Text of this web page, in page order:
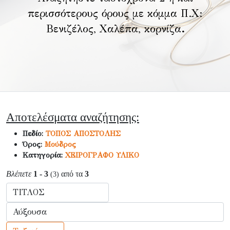
περισσότερους όρους με κόμμα Π.Χ:
Βενιζέλος, Χαλέπα, κορνίζα.
Αποτελέσματα αναζήτησης:
Πεδίο: ΤΟΠΟΣ ΑΠΟΣΤΟΛΗΣ
Όρος: Μούδρος
Κατηγορία:ΧΕΙΡΟΓΡΑΦΟ ΥΛΙΚΟ
Βλέπετε 1 - 3 (3) από τα 3